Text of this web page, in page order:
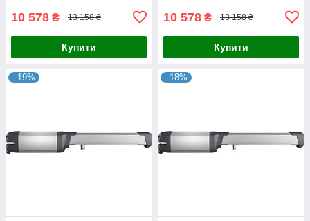
10 578 ₴ 13 158 ₴
Купити
10 578 ₴ 13 158 ₴
Купити
–19% –18%